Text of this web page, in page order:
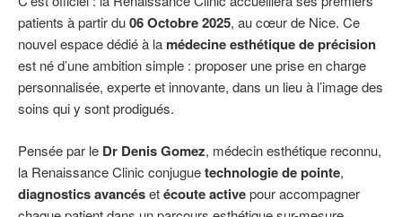
patients à partir du06 Octobre 2025, au cœur de Nice. Ce
nouvel espace dédié à la médecine esthétique de précision
est né d’une ambition simple : proposer une prise en charge
personnalisée, experte et innovante, dans un lieu à l’image des
soins qui y sont prodigués.
Pensée par le Dr Denis Gomez, médecin esthétique reconnu,
la Renaissance Clinic conjuguetechnologie de pointe,
diagnostics avancésetécoute activepour accompagner